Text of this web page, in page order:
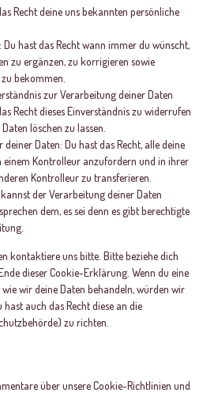
Recht deine uns bekannten persönliche
hast das Recht wann immer du wünscht,
zu ergänzen, zu korrigieren sowie
bekommen.
zur Verarbeitung deiner Daten
Recht dieses Einverständnis zu widerrufen
löschen zu lassen.
Daten: Du hast das Recht, alle deine
einem Kontrolleur anzufordern und in ihrer
Kontrolleur zu transferieren.
der Verarbeitung deiner Daten
dem, es sei denn es gibt berechtigte
kontaktiere uns bitte. Bitte beziehe dich
dieser Cookie-Erklärung. Wenn du eine
wir deine Daten behandeln, würden wir
auch das Recht diese an die
zu richten.
über unsere Cookie-Richtlinien und